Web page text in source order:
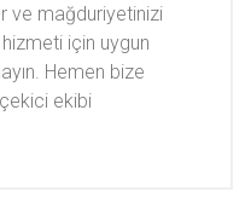
ve mağduriyetinizi
için uygun
Hemen bize
çekici ekibi